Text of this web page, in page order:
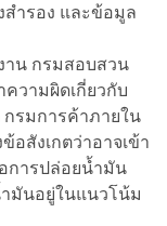
ำรอง และข้อมูล
าน กรมสอบสวน
วามผิดเกี่ยวกับ
กรมการค้าภายใน
สังเกตว่าอาจเข้า
การปล่อยน้ำมัน
มันอยู่ในแนวโน้ม